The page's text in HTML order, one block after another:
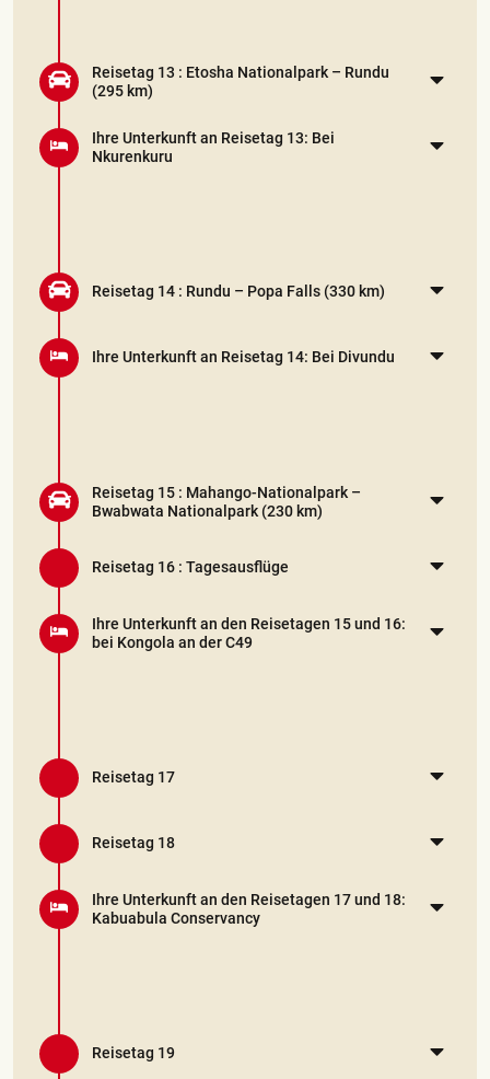
Reisetag 13 : Etosha Nationalpark – Rundu
(295 km)
Ihre Unterkunft an Reisetag 13: Bei
Nkurenkuru
Reisetag 14 : Rundu – Popa Falls (330 km)
Ihre Unterkunft an Reisetag 14: Bei Divundu
Reisetag 15 : Mahango-Nationalpark –
Bwabwata Nationalpark (230 km)
Reisetag 16 : Tagesausflüge
Ihre Unterkunft an den Reisetagen 15 und 16:
bei Kongola an der C49
Reisetag 17
Reisetag 18
Ihre Unterkunft an den Reisetagen 17 und 18:
Kabuabula Conservancy
Reisetag 19